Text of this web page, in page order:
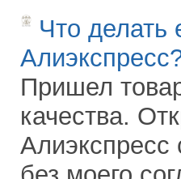
Что делать
Пришел
качества.
Алиэкспресс